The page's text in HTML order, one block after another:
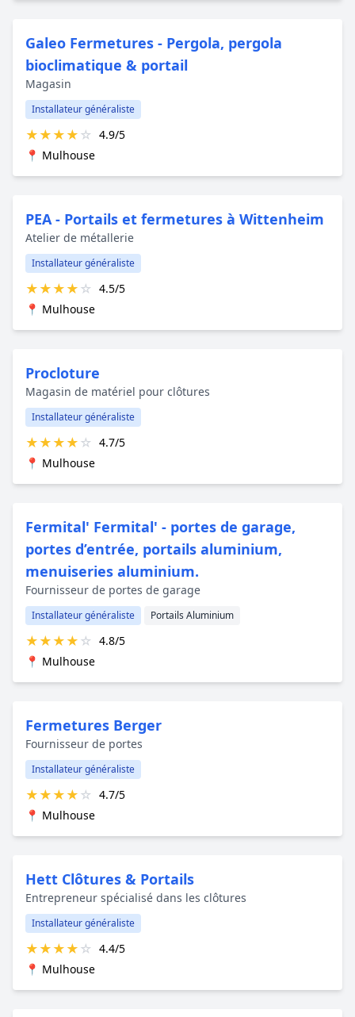
Galeo Fermetures - Pergola, pergola
bioclimatique & portail
Magasin
Installateur généraliste
★★★★☆ 4.9/5
📍 Mulhouse
PEA - Portails et fermetures à Wittenheim
Atelier de métallerie
Installateur généraliste
★★★★☆ 4.5/5
📍 Mulhouse
Procloture
Magasin de matériel pour clôtures
Installateur généraliste
★★★★☆ 4.7/5
📍 Mulhouse
Fermital' Fermital' - portes de garage,
portes d’entrée, portails aluminium,
menuiseries aluminium.
Fournisseur de portes de garage
Installateur généraliste Portails Aluminium
★★★★☆ 4.8/5
📍 Mulhouse
Fermetures Berger
Fournisseur de portes
Installateur généraliste
★★★★☆ 4.7/5
📍 Mulhouse
Hett Clôtures & Portails
Entrepreneur spécialisé dans les clôtures
Installateur généraliste
★★★★☆ 4.4/5
📍 Mulhouse